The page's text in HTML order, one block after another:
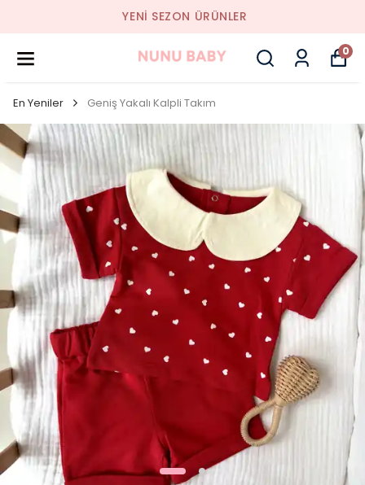
YENI SEZON ÜRÜNLER
0
En Yeniler Geniş Yakalı Kalpli Takım